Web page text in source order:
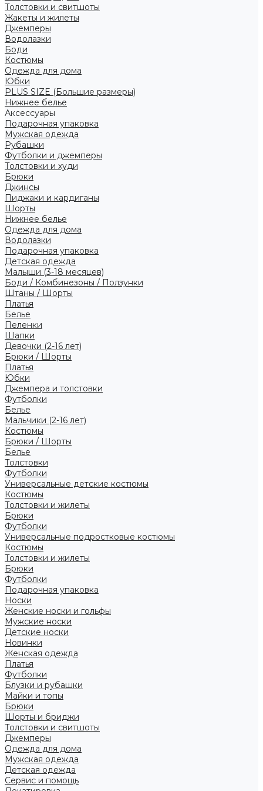
Толстовки и свитшоты
Жакеты и жилеты
Джемперы
Водолазки
Боди
Костюмы
Одежда для дома
Юбки
PLUS SIZE (Большие размеры)
Нижнее белье
Аксессуары
Подарочная упаковка
Мужская одежда
Рубашки
Футболки и джемперы
Толстовки и худи
Брюки
Джинсы
Пиджаки и кардиганы
Шорты
Нижнее белье
Одежда для дома
Водолазки
Подарочная упаковка
Детская одежда
Малыши (3-18 месяцев)
Боди / Комбинезоны / Ползунки
Штаны / Шорты
Платья
Белье
Пеленки
Шапки
Девочки (2-16 лет)
Брюки / Шорты
Платья
Юбки
Джемпера и толстовки
Футболки
Белье
Мальчики (2-16 лет)
Костюмы
Брюки / Шорты
Белье
Толстовки
Футболки
Универсальные детские костюмы
Костюмы
Толстовки и жилеты
Брюки
Футболки
Универсальные подростковые костюмы
Костюмы
Толстовки и жилеты
Брюки
Футболки
Подарочная упаковка
Носки
Женские носки и гольфы
Мужские носки
Детские носки
Новинки
Женская одежда
Платья
Футболки
Блузки и рубашки
Майки и топы
Брюки
Шорты и бриджи
Толстовки и свитшоты
Джемперы
Одежда для дома
Мужская одежда
Детская одежда
Сервис и помощь